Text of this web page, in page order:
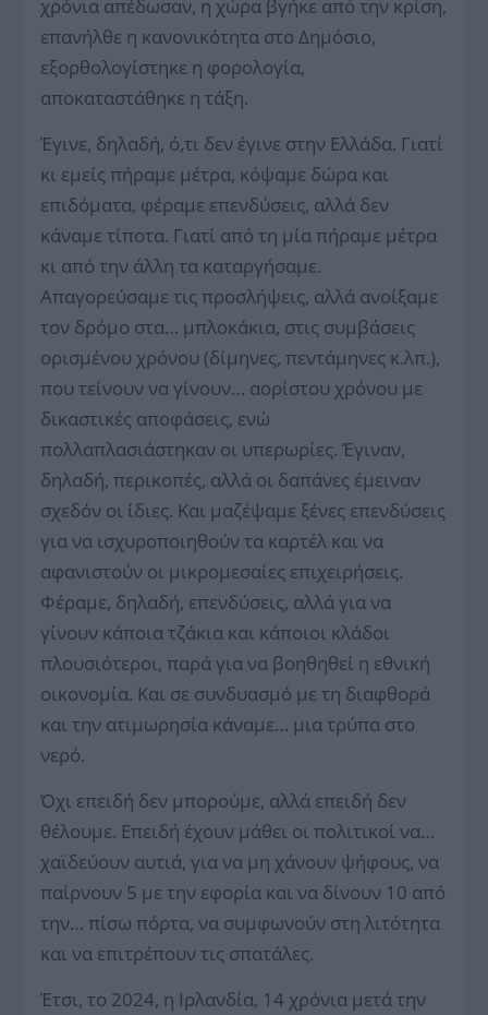
χρόνια απέδωσαν, η χώρα βγήκε από την κρίση,
επανήλθε η κανονικότητα στο Δημόσιο,
εξορθολογίστηκε η φορολογία,
αποκαταστάθηκε η τάξη.
Έγινε, δηλαδή, ό,τι δεν έγινε στην Ελλάδα. Γιατί
κι εμείς πήραμε μέτρα, κόψαμε δώρα και
επιδόματα, φέραμε επενδύσεις, αλλά δεν
κάναμε τίποτα. Γιατί από τη μία πήραμε μέτρα
κι από την άλλη τα καταργήσαμε.
Απαγορεύσαμε τις προσλήψεις, αλλά ανοίξαμε
τον δρόμο στα… μπλοκάκια, στις συμβάσεις
ορισμένου χρόνου (δίμηνες, πεντάμηνες κ.λπ.),
που τείνουν να γίνουν… αορίστου χρόνου με
δικαστικές αποφάσεις, ενώ
πολλαπλασιάστηκαν οι υπερωρίες. Έγιναν,
δηλαδή, περικοπές, αλλά οι δαπάνες έμειναν
σχεδόν οι ίδιες. Και μαζέψαμε ξένες επενδύσεις
για να ισχυροποιηθούν τα καρτέλ και να
αφανιστούν οι μικρομεσαίες επιχειρήσεις.
Φέραμε, δηλαδή, επενδύσεις, αλλά για να
γίνουν κάποια τζάκια και κάποιοι κλάδοι
πλουσιότεροι, παρά για να βοηθηθεί η εθνική
οικονομία. Και σε συνδυασμό με τη διαφθορά
και την ατιμωρησία κάναμε… μια τρύπα στο
νερό.
Όχι επειδή δεν μπορούμε, αλλά επειδή δεν
θέλουμε. Επειδή έχουν μάθει οι πολιτικοί να…
χαϊδεύουν αυτιά, για να μη χάνουν ψήφους, να
παίρνουν 5 με την εφορία και να δίνουν 10 από
την… πίσω πόρτα, να συμφωνούν στη λιτότητα
και να επιτρέπουν τις σπατάλες.
Έτσι, το 2024, η Ιρλανδία, 14 χρόνια μετά την